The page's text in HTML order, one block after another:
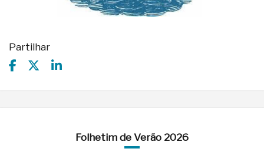
Partilhar
Folhetim de Verão 2026